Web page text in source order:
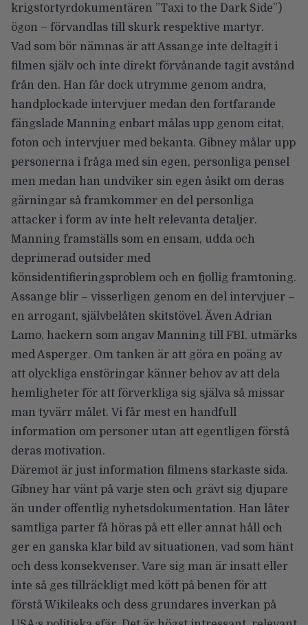
krigstortyrdokumentären ”Taxi to the Dark Side”)
ögon – förvandlas till skurk respektive martyr.
Vad som bör nämnas är att Assange inte deltagit i
filmen själv och inte direkt förvånande tagit avstånd
från den. Han får dock utrymme genom andra,
handplockade intervjuer medan den fortfarande
fängslade Manning enbart målas upp genom citat,
foton och intervjuer med bekanta. Gibney målar upp
personerna i fråga med sin egen, personliga pensel
men medan han undviker sin egen åsikt om deras
gärningar så framkommer en del personliga
attacker i form av inte helt relevanta detaljer.
Manning framställs som en ensam, udda och
deprimerad outsider med
könsidentifieringsproblem och en fjollig framtoning.
Assange blir – visserligen genom en del intervjuer –
en arrogant, självbelåten skitstövel. Även Adrian
Lamo, hackern som angav Manning till FBI, utmärks
med Asperger. Om tanken är att göra en poäng av
att olyckliga enstöringar känner behov av att dela
hemligheter för att förverkliga sig själva så missar
man tyvärr målet. Vi får mest en handfull
information om personer utan att egentligen förstå
deras motivation.
Däremot är just information filmens starkaste sida.
Gibney har vänt på varje sten och grävt sig djupare
än under offentlig nyhetsdokumentation. Han låter
samtliga parter få höras på ett eller annat håll och
ger en ganska klar bild av situationen, vad som hänt
och dess konsekvenser. Vare sig man är insatt eller
inte så ges tillräckligt med kött på benen för att
förstå Wikileaks och dess grundares inverkan på